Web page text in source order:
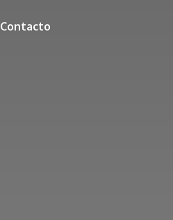
Contacto